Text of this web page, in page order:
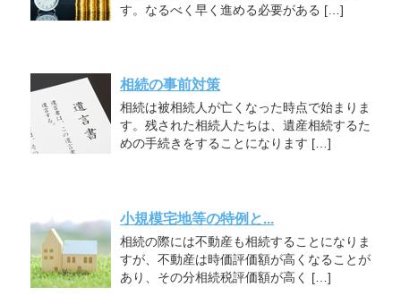
す。なるべく早く進める必要がある […]
相続の事前対策
相続は被相続人が亡くなった時点で始まりま
す。残された相続人たちは、遺産相続するた
めの手続きをすることになります […]
小規模宅地等の特例と...
相続の際には不動産も相続することになりま
すが、不動産は時価評価額が高くなることが
あり、その分相続税評価額が高く […]